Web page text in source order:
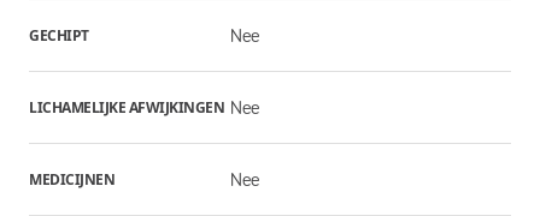
GECHIPT Nee
LICHAMELIJKE AFWIJKINGEN Nee
MEDICIJNEN Nee